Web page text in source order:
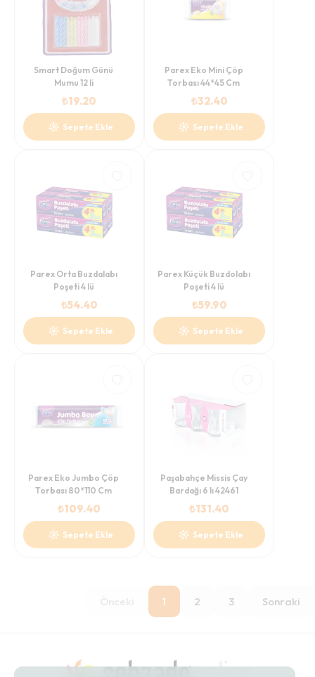
Smart Doğum Günü
Mumu 12 li
₺19.20
Sepete Ekle
Parex Eko Mini Çöp
Torbası 44*45 Cm
₺32.40
Sepete Ekle
Parex Orta Buzdalabı
Poşeti 4 lü
₺54.40
Sepete Ekle
Parex Küçük Buzdolabı
Poşeti 4 lü
₺59.90
Sepete Ekle
Parex Eko Jumbo Çöp
Torbası 80*110 Cm
₺109.40
Sepete Ekle
Paşabahçe Missis Çay
Bardağı 6 lı 42461
₺131.40
Sepete Ekle
1 2 3 Sonraki